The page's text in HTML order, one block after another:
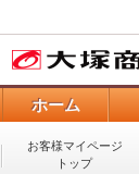
ホーム
お客様マイページ
トップ